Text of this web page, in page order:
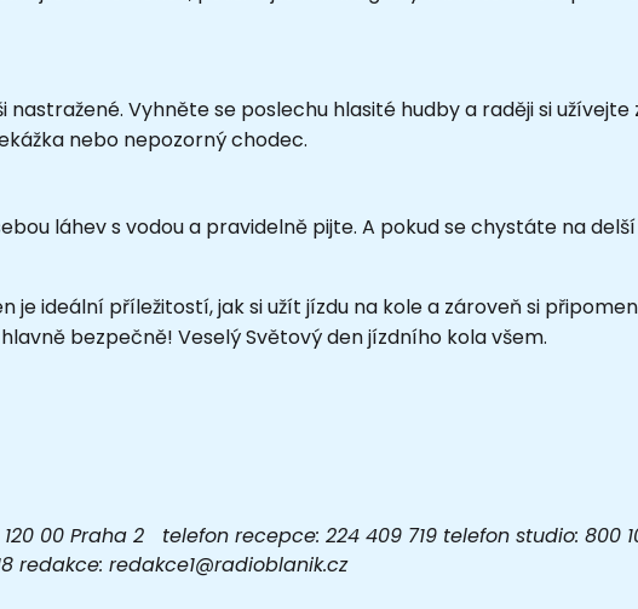
nastražené. Vyhněte se poslechu hlasité hudby a raději si
nebo nepozorný chodec.
láhev s vodou a pravidelně pijte. A pokud se chystáte na
je ideální příležitostí, jak si užít jízdu na kole a zároveň si
bezpečně! Veselý Světový den jízdního kola všem.
120 00 Praha 2 telefon recepce: 224 409 719 telefon studio: 800
redakce: redakce1@radioblanik.cz